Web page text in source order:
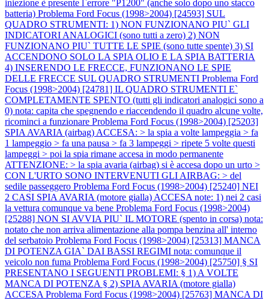
iniezione è presente l`errore "P1200" (anche solo dopo uno stacco
batteria) Problema Ford Focus (1998>2004) [24593] SUL
QUADRO STRUMENTI: 1) NON FUNZIONANO PIU` GLI
INDICATORI ANALOGICI (sono tutti a zero) 2) NON
FUNZIONANO PIU` TUTTE LE SPIE (sono tutte spente) 3) SI
ACCENDONO SOLO LA SPIA OLIO E LA SPIA BATTERIA
4) INSERENDO LE FRECCE, FUNZIONANO LE SPIE
DELLE FRECCE SUL QUADRO STRUMENTI Problema Ford
Focus (1998>2004) [24781] IL QUADRO STRUMENTI E`
COMPLETAMENTE SPENTO (tutti gli indicatori analogici sono a
0) nota: capita che spegnendo e riaccendendo il quadro alcune volte,
ricominci a funzionare Problema Ford Focus (1998>2004) [25203]
SPIA AVARIA (airbag) ACCESA: > la spia a volte lampeggia > fa
1 lampeggio > fa una pausa > fa 3 lampeggi > ripete 5 volte questi
lampeggi > poi la spia rimane accesa in modo permanente
ATTENZIONE: > la spia avaria (airbag) si è accesa dopo un urto >
CON L'URTO SONO INTERVENUTI GLI AIRBAG: > del
sedile passeggero Problema Ford Focus (1998>2004) [25240] NEI
2 CASI SPIA AVARIA (motore gialla) ACCESA note: 1) nei 2 casi
la vettura comunque va bene Problema Ford Focus (1998>2004)
[25288] NON SI AVVIA PIU` IL MOTORE (spento in corsa) nota:
notato che non arriva alimentazione alla pompa benzina all' interno
del serbatoio Problema Ford Focus (1998>2004) [25313] MANCA
DI POTENZA GIA` DAI BASSI REGIMI nota: comunque il
veicolo non fuma Problema Ford Focus (1998>2004) [25750] § SI
PRESENTANO I SEGUENTI PROBLEMI: § 1) A VOLTE
MANCA DI POTENZA § 2) SPIA AVARIA (motore gialla)
ACCESA Problema Ford Focus (1998>2004) [25763] MANCA DI